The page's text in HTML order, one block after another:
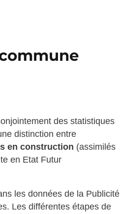
des statistiques
distinction entre
en construction (assimilés
en Etat Futur
les données de la Publicité
Les différentes étapes de